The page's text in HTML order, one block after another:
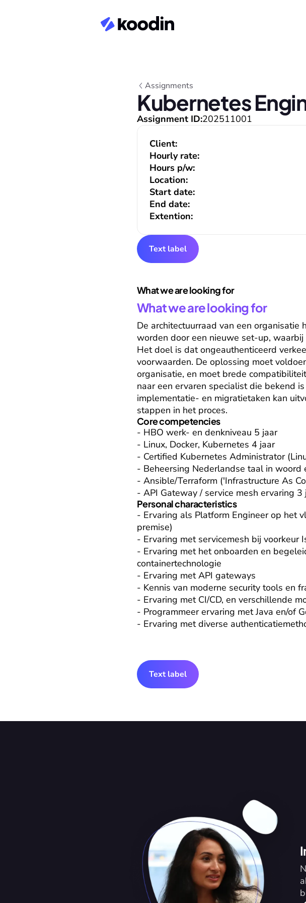
Assignments
Kubernetes
Assignment ID:202511001
Start date:
End date:
Extention:
Client:
Hourly rate:
Hours p/w:
Location:
Text label
What we are looking for
What we are looking for
De architectuurraad van een
worden door een nieuwe set-up,
Het doel is dat ongeauthenticeerd
voorwaarden. De oplossing moet
organisatie, en moet brede
naar een ervaren specialist die bekend
implementatie- en migratietaken kan
stappen in het proces.
Core competencies
- HBO werk- en denkniveau 5 jaar
- Linux, Docker, Kubernetes 4 jaar
- Certified Kubernetes Administrator
- Beheersing Nederlandse taal in woord
- Ansible/Terraform ('Infrastructure As
- API Gateway / service mesh ervaring 3
Personal characteristics
- Ervaring als Platform Engineer op het
premise)
- Ervaring met servicemesh bij voorkeur
- Ervaring met het onboarden en
containertechnologie
- Ervaring met API gateways
- Kennis van moderne security tools en
- Ervaring met CI/CD, en verschillende
- Programmeer ervaring met Java en/of
- Ervaring met diverse
Text label